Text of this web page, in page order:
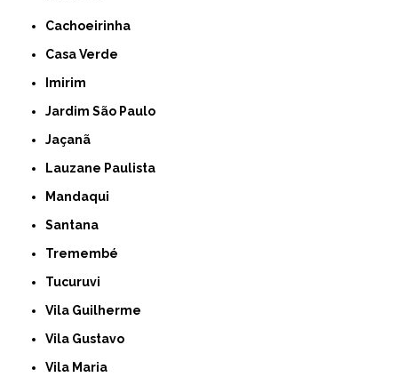
Cachoeirinha
Casa Verde
Imirim
Jardim São Paulo
Jaçanã
Lauzane Paulista
Mandaqui
Santana
Tremembé
Tucuruvi
Vila Guilherme
Vila Gustavo
Vila Maria